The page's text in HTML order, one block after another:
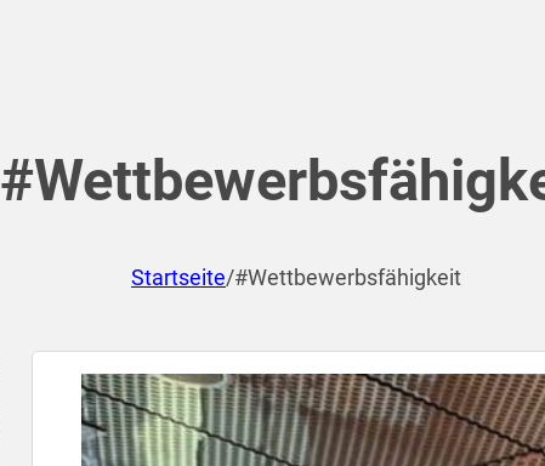
Startseite/#Wettbewerbsfähigkeit